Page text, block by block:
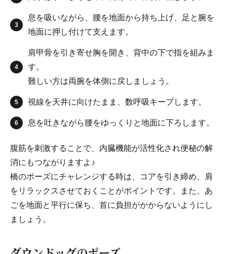
息を吸いながら、腰を地面から持ち上げ、足と腕を
地面に押し付けて支えます。
肩甲骨を引き寄せ胸を開き、背中の下で指を組みま
す。
難しい方は両腕を体側に戻しましょう。
視線を天井に向けたまま、数呼吸キープします。
息を吐きながら腰をゆっくりと地面に下ろします。
腹筋を刺激することで、内臓機能が活性化され便秘の解
消にもつながりますよ♪
橋のポーズにチャレンジする時は、コアを引き締め、肩
をリラックスさせておくことがポイントです。また、あ
ごを地面と平行に保ち、首に負担がかからないようにし
ましょう。